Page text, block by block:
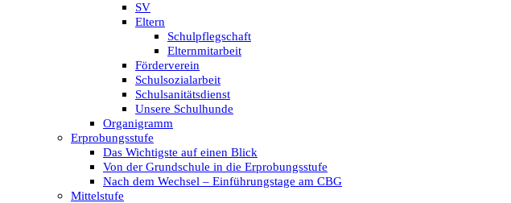
SV
Eltern
Schulpflegschaft
Elternmitarbeit
Förderverein
Schulsozialarbeit
Schulsanitätsdienst
Unsere Schulhunde
Organigramm
Erprobungsstufe
Das Wichtigste auf einen Blick
Von der Grundschule in die Erprobungsstufe
Nach dem Wechsel – Einführungstage am CBG
Mittelstufe